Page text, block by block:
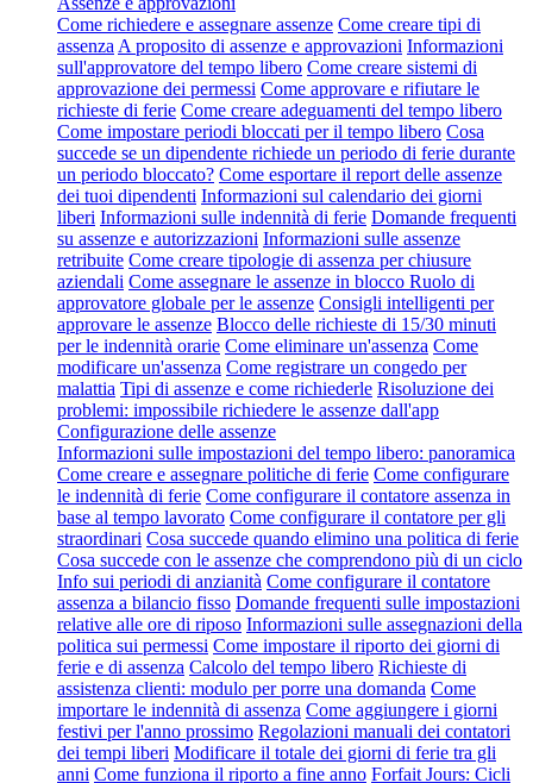
Come richiedere e assegnare assenze Come creare tipi di
assenza A proposito di assenze e approvazioni Informazioni
sull'approvatore del tempo libero Come creare sistemi di
approvazione dei permessi Come approvare e rifiutare le
richieste di ferie Come creare adeguamenti del tempo libero
Come impostare periodi bloccati per il tempo libero Cosa
succede se un dipendente richiede un periodo di ferie durante
un periodo bloccato? Come esportare il report delle assenze
dei tuoi dipendenti Informazioni sul calendario dei giorni
liberi Informazioni sulle indennità di ferie Domande frequenti
su assenze e autorizzazioni Informazioni sulle assenze
retribuite Come creare tipologie di assenza per chiusure
aziendali Come assegnare le assenze in blocco Ruolo di
approvatore globale per le assenze Consigli intelligenti per
approvare le assenze Blocco delle richieste di 15/30 minuti
per le indennità orarie Come eliminare un'assenza Come
modificare un'assenza Come registrare un congedo per
malattia Tipi di assenze e come richiederle Risoluzione dei
problemi: impossibile richiedere le assenze dall'app
Configurazione delle assenze
Informazioni sulle impostazioni del tempo libero: panoramica
Come creare e assegnare politiche di ferie Come configurare
le indennità di ferie Come configurare il contatore assenza in
base al tempo lavorato Come configurare il contatore per gli
straordinari Cosa succede quando elimino una politica di ferie
Cosa succede con le assenze che comprendono più di un ciclo
Info sui periodi di anzianità Come configurare il contatore
assenza a bilancio fisso Domande frequenti sulle impostazioni
relative alle ore di riposo Informazioni sulle assegnazioni della
politica sui permessi Come impostare il riporto dei giorni di
ferie e di assenza Calcolo del tempo libero Richieste di
assistenza clienti: modulo per porre una domanda Come
importare le indennità di assenza Come aggiungere i giorni
festivi per l'anno prossimo Regolazioni manuali dei contatori
dei tempi liberi Modificare il totale dei giorni di ferie tra gli
anni Come funziona il riporto a fine anno Forfait Jours: Cicli